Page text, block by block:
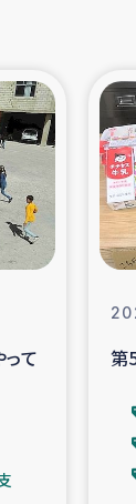
緊急人道支援
ぐサリー・リ
ェクト
人道支援
資配付および
マー移民子ど
て
第